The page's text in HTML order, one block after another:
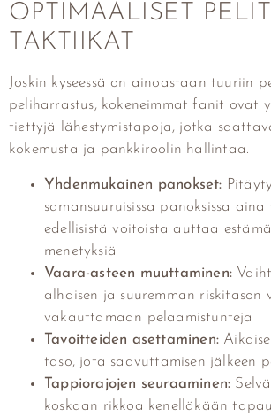
OPTIMAALISET
TAKTIIKAT
Joskin kyseessä on ainoastaan tuuriin
peliharrastus, kokeneimmat fanit ovat
tiettyjä lähestymistapoja, jotka
kokemusta ja pankkiroolin hallintaa.
Yhdenmukainen panokset:
samansuuruisissa panoksissa
edellisistä voitoista auttaa
menetyksiä
Vaara-asteen muuttaminen:
alhaisen ja suuremman riskitason
vakauttamaan pelaamistunteja
Tavoitteiden asettaminen:
taso, jota saavuttamisen jälkeen
Tappiorajojen seuraaminen:
koskaan rikkoa kenelläkään